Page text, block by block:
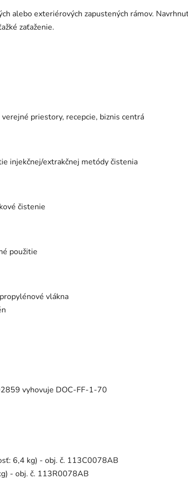
alebo exteriérových zapustených rámov.
zaťaženie.
priestory, recepcie, biznis centrá
injekčnej/extrakčnej metódy čistenia
čistenie
použitie
vlákna
vyhovuje DOC-FF-1-70
6,4 kg) - obj. č. 113C0078AB
- obj. č. 113R0078AB